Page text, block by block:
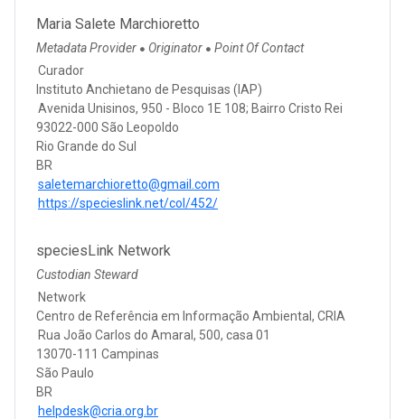
Maria Salete Marchioretto
Metadata Provider ● Originator ● Point Of Contact
Curador
Instituto Anchietano de Pesquisas (IAP)
Avenida Unisinos, 950 - Bloco 1E 108; Bairro Cristo Rei
93022-000 São Leopoldo
Rio Grande do Sul
BR
saletemarchioretto@gmail.com
https://specieslink.net/col/452/
speciesLink Network
Custodian Steward
Network
Centro de Referência em Informação Ambiental, CRIA
Rua João Carlos do Amaral, 500, casa 01
13070-111 Campinas
São Paulo
BR
helpdesk@cria.org.br